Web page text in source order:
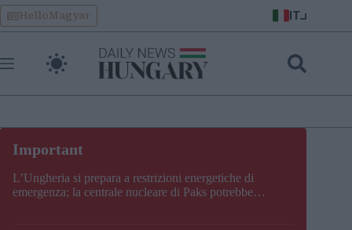
Skip
to
content
HelloMagyar IT
L’Ungheria si prepara a restrizioni energetiche di
emergenza; la centrale nucleare di Paks potrebbe